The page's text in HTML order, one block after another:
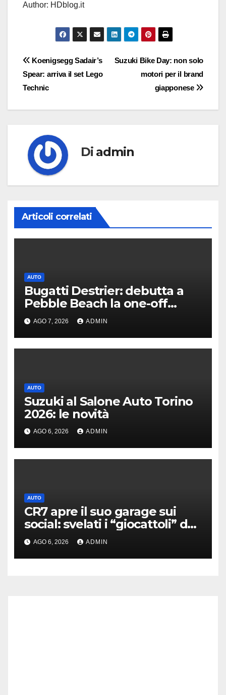
Author: HDblog.it
Navigazione
articoli
Suzuki Bike Day: non solo
motori per il brand
giapponese
Koenigsegg Sadair’s
Spear: arriva il set Lego
Technic
Di admin
Articoli correlati
AUTO
Bugatti Destrier: debutta a
Pebble Beach la one-off
derivata dalla Bolide
AGO 7, 2026 ADMIN
AUTO
Suzuki al Salone Auto Torino
2026: le novità
AGO 6, 2026 ADMIN
AUTO
CR7 apre il suo garage sui
social: svelati i “giocattoli” da
oltre 40 milioni
AGO 6, 2026 ADMIN